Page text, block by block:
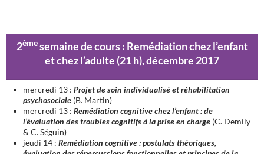
2èmesemaine de cours : Remédiation chez l’enfant
et chez l’adulte (21 h), décembre 2017
mercredi 13 : Projet de soin individualisé et réhabilitation
psychosociale (B. Martin)
mercredi 13 : Remédiation cognitive chez l’enfant : de
l’évaluation des troubles cognitifs à la prise en charge (C. Demily
& C. Séguin)
jeudi 14 : Remédiation cognitive : postulats théoriques,